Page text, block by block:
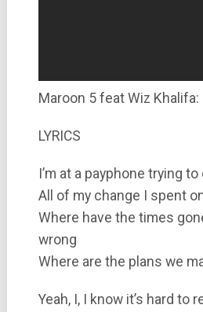
Maroon 5 feat Wiz Khalifa:
LYRICS
I’m at a payphone trying
All of my change I spent
Where have the times
wrong
Where are the plans we
Yeah, I, I know it’s hard to